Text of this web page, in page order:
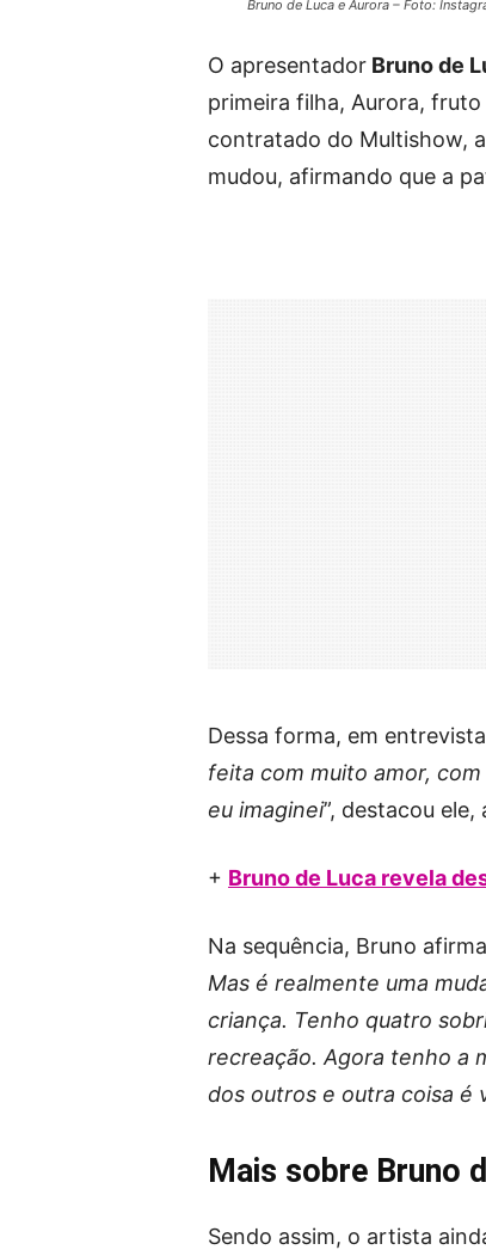
Bruno de Luca e Aurora – Foto:
O apresentador Bruno de
primeira filha, Aurora,
contratado do Multishow,
mudou, afirmando que a
Dessa forma, em
feita com muito amor,
eu imaginei”, destacou
+ Bruno de Luca revela
Na sequência, Bruno
Mas é realmente uma
criança. Tenho quatro
recreação. Agora tenho a
dos outros e outra coisa é
Mais sobre Bruno
Sendo assim, o artista